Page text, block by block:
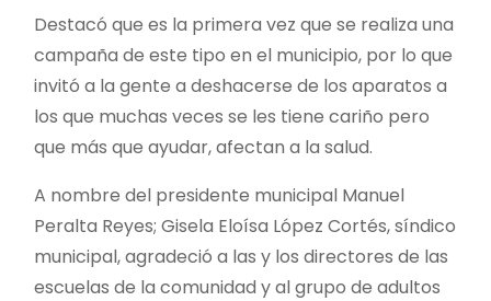
Destacó que es la primera vez que se realiza una
campaña de este tipo en el municipio, por lo que
invitó a la gente a deshacerse de los aparatos a
los que muchas veces se les tiene cariño pero
que más que ayudar, afectan a la salud.
A nombre del presidente municipal Manuel
Peralta Reyes; Gisela Eloísa López Cortés, síndico
municipal, agradeció a las y los directores de las
escuelas de la comunidad y al grupo de adultos